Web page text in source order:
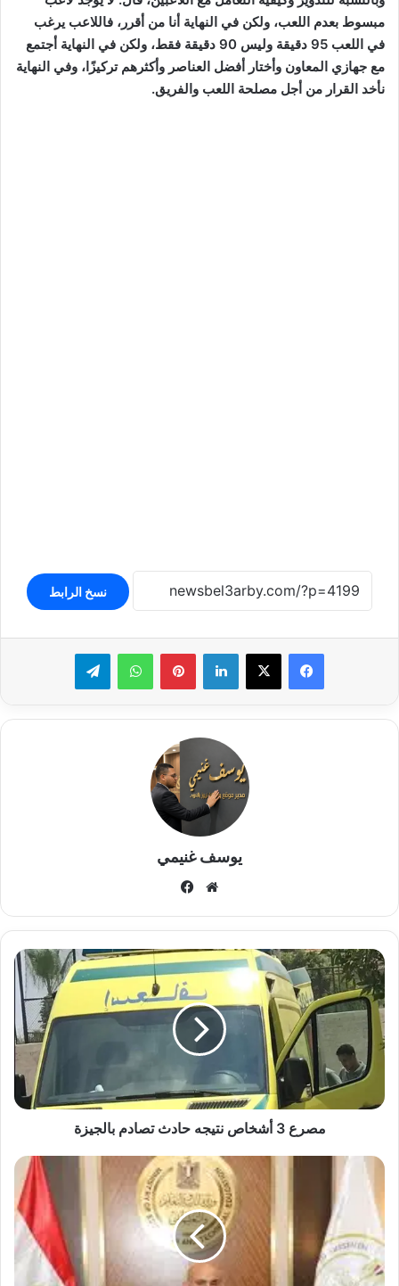
مبسوط بعدم اللعب، ولكن في النهاية أنا من أقرر، فاللاعب يرغب
في اللعب 95 دقيقة وليس 90 دقيقة فقط، ولكن في النهاية أجتمع
مع جهازي المعاون وأختار أفضل العناصر وأكثرهم تركيزًا، وفي النهاية
نأخد القرار من أجل مصلحة اللعب والفريق.
نسخ الرابط
لينكدإن بينتيريستواتساب تيلقرام
يوسف غنيمي
موقع
مصرع
3
أشخاص
نتيجه
حادث
تصادم
بالجيزة
مصرع 3 أشخاص نتيجه حادث تصادم بالجيزة
حقيقة
إلغاء
اجازة
السبت
في
العام
الدراسي